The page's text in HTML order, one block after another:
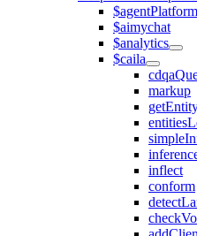
$agentPlatform
$aimychat
$analytics
$caila
markup
inflect
conform